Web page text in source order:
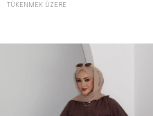
TÜKENMEK ÜZERE